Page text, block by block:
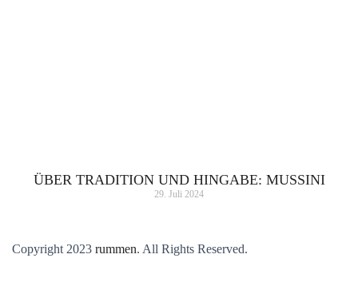
ÜBER TRADITION UND HINGABE: MUSSINI
29. Juli 2024
Copyright 2023 rummen. All Rights Reserved.